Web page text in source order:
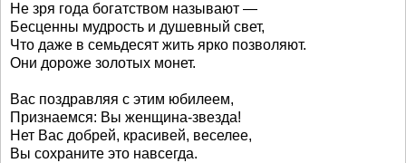
Не зря года богатством называют —
Бесценны мудрость и душевный свет,
Что даже в семьдесят жить ярко позволяют.
Они дороже золотых монет.
Вас поздравляя с этим юбилеем,
Признаемся: Вы женщина-звезда!
Нет Вас добрей, красивей, веселее,
Вы сохраните это навсегда.